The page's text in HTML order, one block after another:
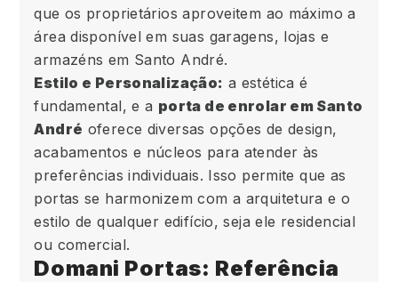
que os proprietários aproveitem ao máximo a
área disponível em suas garagens, lojas e
armazéns em Santo André.
Estilo e Personalização: a estética é
fundamental, e a porta de enrolar em Santo
André oferece diversas opções de design,
acabamentos e núcleos para atender às
preferências individuais. Isso permite que as
portas se harmonizem com a arquitetura e o
estilo de qualquer edifício, seja ele residencial
ou comercial.
Domani Portas: Referência